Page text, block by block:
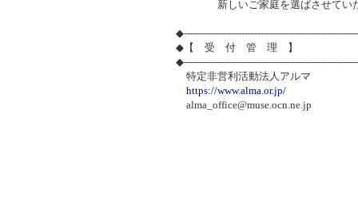
新しいご家庭を選ばさせていた
◆【 受 付 管 理 】
特定非営利活動法人アルマ
https://www.alma.or.jp/
alma_office@muse.ocn.ne.jp